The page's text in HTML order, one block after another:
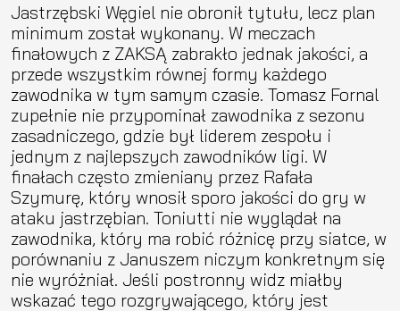
Jastrzębski Węgiel nie obronił tytułu, lecz plan
minimum został wykonany. W meczach
finałowych z ZAKSĄ zabrakło jednak jakości, a
przede wszystkim równej formy każdego
zawodnika w tym samym czasie. Tomasz Fornal
zupełnie nie przypominał zawodnika z sezonu
zasadniczego, gdzie był liderem zespołu i
jednym z najlepszych zawodników ligi. W
finałach często zmieniany przez Rafała
Szymurę, który wnosił sporo jakości do gry w
ataku jastrzębian. Toniutti nie wyglądał na
zawodnika, który ma robić różnicę przy siatce, w
porównaniu z Januszem niczym konkretnym się
nie wyróżniał. Jeśli postronny widz miałby
wskazać tego rozgrywającego, który jest